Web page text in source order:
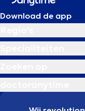
Download de app